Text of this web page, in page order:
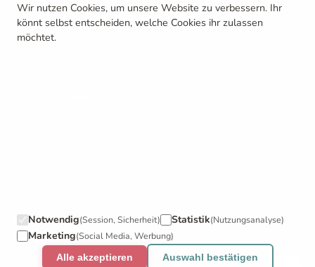
Tag der offenen Tür
Vereinsfeste
2026 Erlebnisinsel Kinderanimation-Glückliche Kinder.
Entspannte Eltern.
Wir nutzen Cookies, um unsere Website zu verbessern. Ihr
könnt selbst entscheiden, welche Cookies ihr zulassen
möchtet.
Notwendig(Session, Sicherheit) Statistik(Nutzungsanalyse)
Marketing(Social Media, Werbung)
Alle akzeptieren Auswahl bestätigen